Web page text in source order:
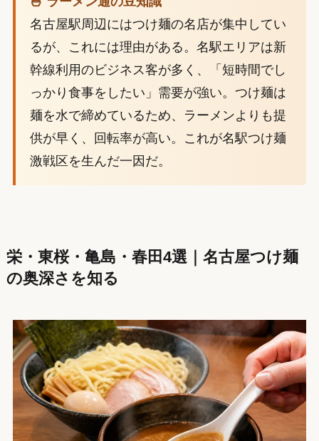
名古屋駅周辺にはつけ麺の名店が集中してい
るが、これには理由がある。名駅エリアは新
幹線利用のビジネス客が多く、「短時間でし
っかり食事をしたい」需要が強い。つけ麺は
麺を水で締めているため、ラーメンよりも提
供が早く、回転率が高い。これが名駅つけ麺
激戦区を生んだ一因だ。
栄・東桜・亀島・春田4選｜名古屋つけ麺
の奥深さを知る